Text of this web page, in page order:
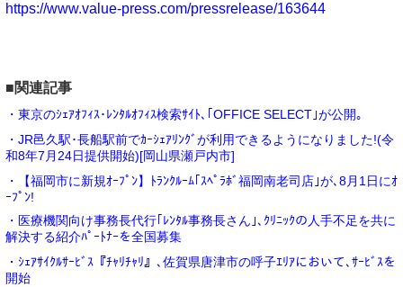
https://www.value-press.com/pressrelease/163644
■関連記事
・東京のｼｪｱｵﾌｨｽ･ﾚﾝﾀﾙｵﾌｨｽ検索ｻｲﾄ､｢OFFICE SELECT｣が公開｡
・JR邑久駅･長船駅前でｶｰｼｪｱﾘﾝｸﾞが利用できるようになりました!(令
和8年7月24日提供開始)[岡山県瀬戸内市]
・【福岡市に新規ｵｰﾌﾟﾝ】ﾄﾗﾝｸﾙｰﾑ｢ｽﾍﾟﾗﾎﾞ福岡南老司店｣が､8月1日にｵ
ｰﾌﾟﾝ!
・医療機関向け事務長代行｢ﾚﾝﾀﾙ事務長さん｣､ｸﾘﾆｯｸの人手不足を共に
解決する紹介ﾊﾟｰﾄﾅｰを全国募集
・ｼｪｱｻｲｸﾙｻｰﾋﾞｽ『ﾁｬﾘﾁｬﾘ』､佐賀県唐津市の呼子ｴﾘｱにおいて､ｻｰﾋﾞｽを
開始